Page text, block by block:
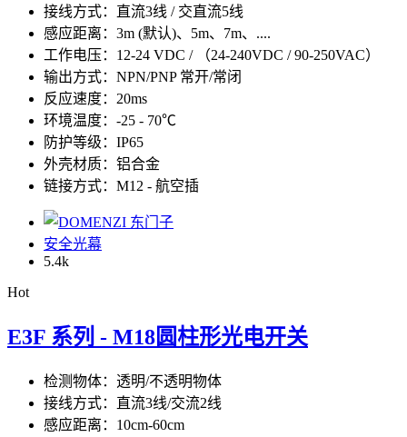
接线方式：直流3线 / 交直流5线
感应距离：3m (默认)、5m、7m、....
工作电压：12-24 VDC / （24-240VDC / 90-250VAC）
输出方式：NPN/PNP 常开/常闭
反应速度：20ms
环境温度：-25 - 70℃
防护等级：IP65
外壳材质：铝合金
链接方式：M12 - 航空插
安全光幕
5.4k
Hot
E3F 系列 - M18圆柱形光电开关
检测物体：透明/不透明物体
接线方式：直流3线/交流2线
感应距离：10cm-60cm